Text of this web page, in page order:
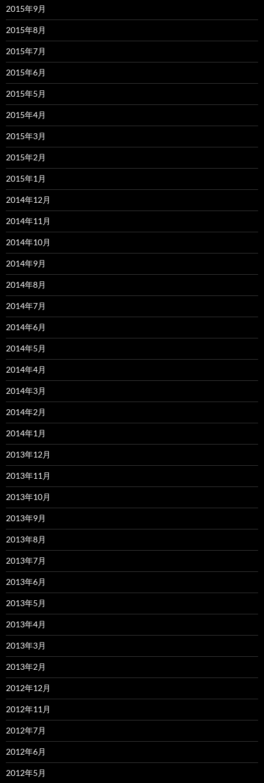
2015年9月
2015年8月
2015年7月
2015年6月
2015年5月
2015年4月
2015年3月
2015年2月
2015年1月
2014年12月
2014年11月
2014年10月
2014年9月
2014年8月
2014年7月
2014年6月
2014年5月
2014年4月
2014年3月
2014年2月
2014年1月
2013年12月
2013年11月
2013年10月
2013年9月
2013年8月
2013年7月
2013年6月
2013年5月
2013年4月
2013年3月
2013年2月
2012年12月
2012年11月
2012年7月
2012年6月
2012年5月